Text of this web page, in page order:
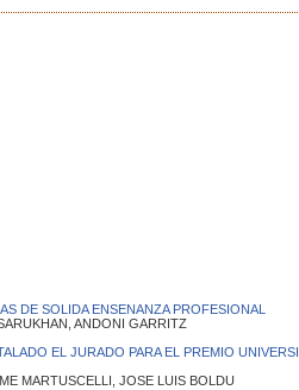
DE SOLIDA ENSENANZA PROFESIONAL
ANDONI GARRITZ
EL JURADO PARA EL PREMIO
MARTUSCELLI, JOSE LUIS BOLDU